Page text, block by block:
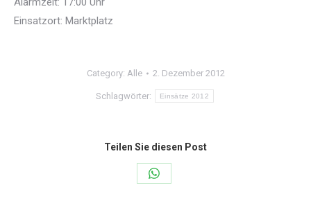
Einsatzort: Marktplatz
Category: Alle 2. Dezember 2012
Schlagwörter: Einsätze 2012
Teilen Sie diesen Post
Share